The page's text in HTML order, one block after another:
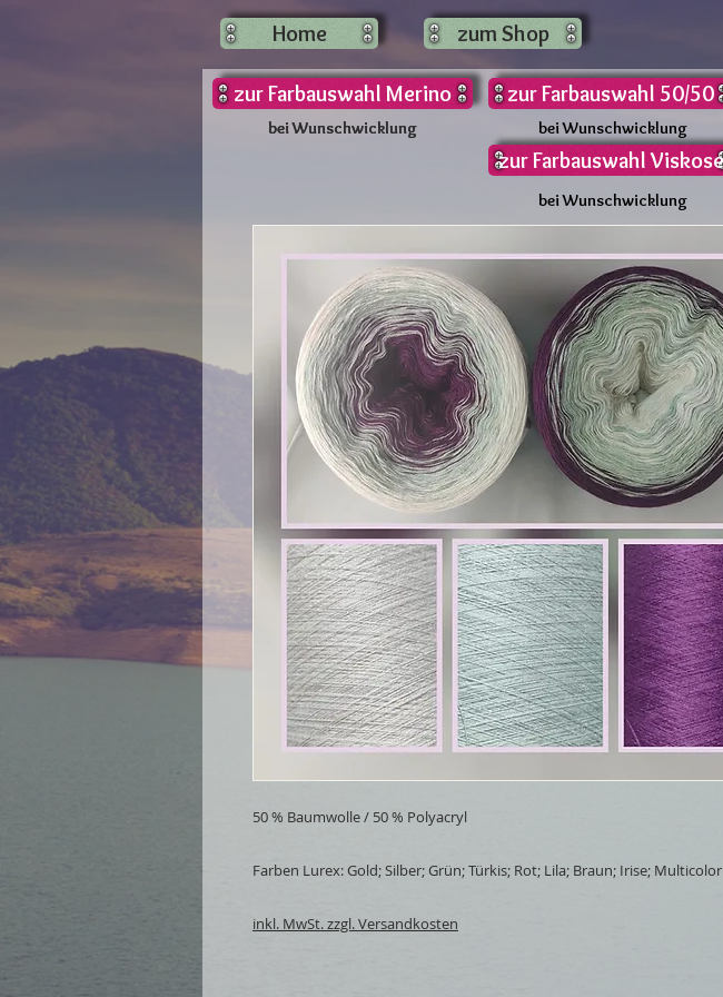
Home zum Shop
50 % Baumwolle / 50 % Polyacryl
Farben Lurex: Gold; Silber; Grün; Türkis; Rot; Lila; Braun; Irise; Multicolor
inkl. MwSt. zzgl. Versandkosten
bei Wunschwicklung
bei Wunschwicklung
zur Farbauswahl 50/50
bei Wunschwicklung
zur Farbauswahl Merino
zur Farbauswahl Viskose
bei Wunschwicklung